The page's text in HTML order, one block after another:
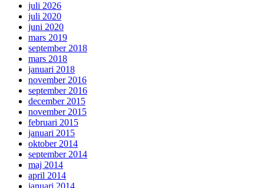
juli 2026
juli 2020
juni 2020
mars 2019
september 2018
mars 2018
januari 2018
november 2016
september 2016
december 2015
november 2015
februari 2015
januari 2015
oktober 2014
september 2014
maj 2014
april 2014